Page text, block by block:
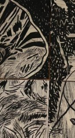
Configuración
Universidad
de mayo de
Resolución 28
Acreditación
Resolución
Posgrados
Ext. 4925